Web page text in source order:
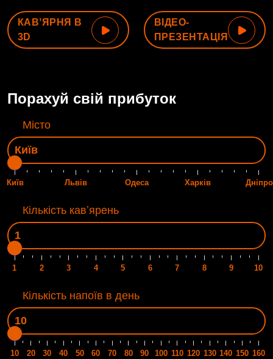
КАВʼЯРНЯ В
3D
ВІДЕО-
ПРЕЗЕНТАЦІЯ
Порахуй свій прибуток
Місто
Київ Львів Одеса Харків Дніпро
Кількість кавʼярень
1 2 3 4 5 6 7 8 9 10
Кількість напоїв в день
10 20 30 40 50 60 70 80 90 100 110 120 130 140 150 160